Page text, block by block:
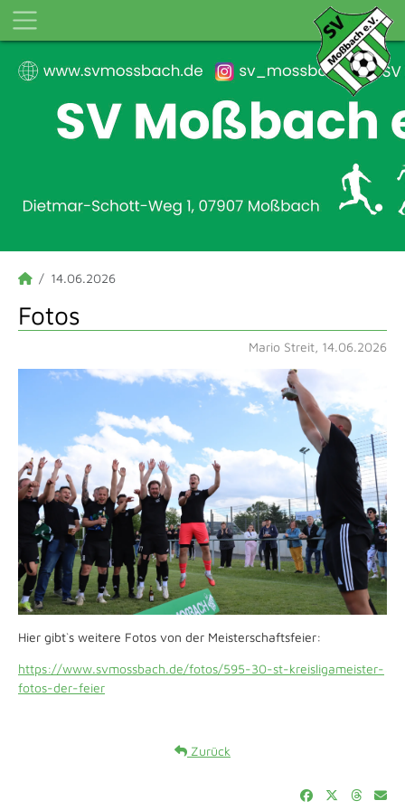
14.06.2026
Fotos
Mario Streit, 14.06.2026
Hier gibt`s weitere Fotos von der Meisterschaftsfeier:
https://www.svmossbach.de/fotos/595-30-st-kreisligameister-
fotos-der-feier
Zurück